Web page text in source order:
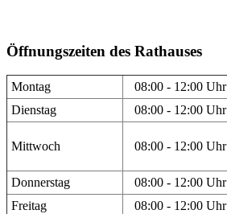
Öffnungszeiten des Rathauses
Montag 08:00 - 12:00 Uhr
Dienstag
08:00 - 12:00 Uhr
Mittwoch 08:00 - 12:00 Uhr
Donnerstag 08:00 - 12:00 Uhr
Freitag
08:00 - 12:00 Uhr